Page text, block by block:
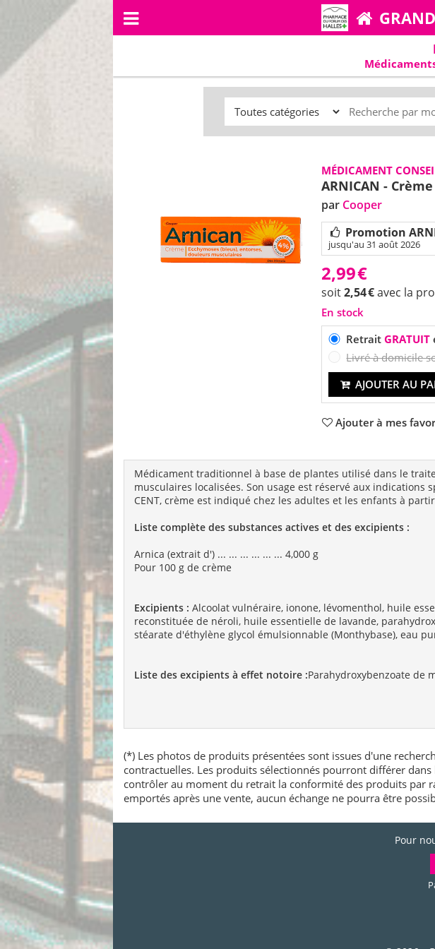
MÉDICAMENT
ARNICAN -
par Cooper
Promotion
jusqu'au 31 août 2026
2,99€
soit2,54€avec la
En stock
RetraitGRATUIT
Livré à domicile
AJOUTER AU
Ajouter à mes
Médicament traditionnel à base de plantes utilisé dans le
musculaires localisées. Son usage est réservé aux indications
CENT, crème est indiqué chez les adultes et les enfants à
Liste complète des substances actives et des excipients :
Arnica (extrait d') ... ... ... ... ... ... 4,000 g
Pour 100 g de crème
Excipients : Alcoolat vulnéraire, ionone, lévomenthol, huile
reconstituée de néroli, huile essentielle de lavande,
stéarate d'éthylène glycol émulsionnable (Monthybase), eau
Liste des excipients à effet notoire :Parahydroxybenzoate de
(*) Les photos de produits présentées sont issues d'une
contractuelles. Les produits sélectionnés pourront différer
contrôler au moment du retrait la conformité des produits par
emportés après une vente, aucun échange ne pourra être
Pour